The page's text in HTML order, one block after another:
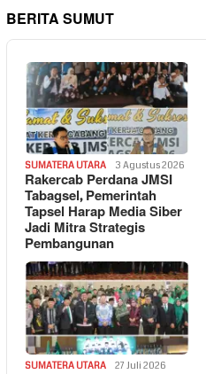
BERITA SUMUT
SUMATERA UTARA 3 Agustus 2026
Rakercab Perdana JMSI
Tabagsel, Pemerintah
Tapsel Harap Media Siber
Jadi Mitra Strategis
Pembangunan
SUMATERA UTARA 27 Juli 2026